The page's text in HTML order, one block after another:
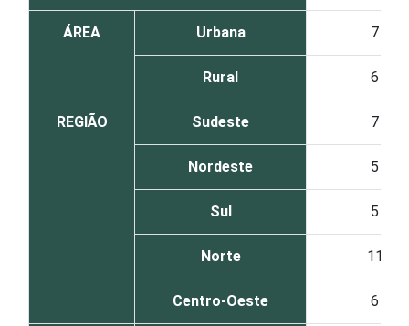
ÁREA Urbana 7
Rural 6
REGIÃO Sudeste 7
Nordeste 5
Sul 5
Norte 11
Centro-Oeste 6